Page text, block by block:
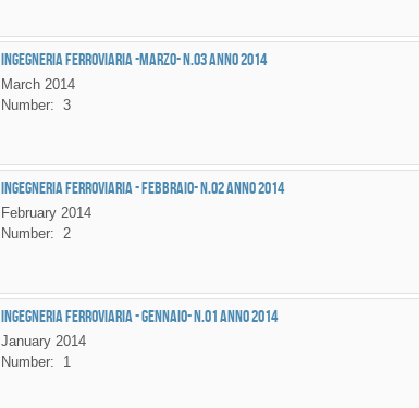
Ingegneria Ferroviaria -MARZO- n.03 anno 2014
March 2014
Number: 3
Ingegneria Ferroviaria - FEBBRAIO- n.02 anno 2014
February 2014
Number: 2
Ingegneria Ferroviaria - GENNAIO- n.01 anno 2014
January 2014
Number:
1